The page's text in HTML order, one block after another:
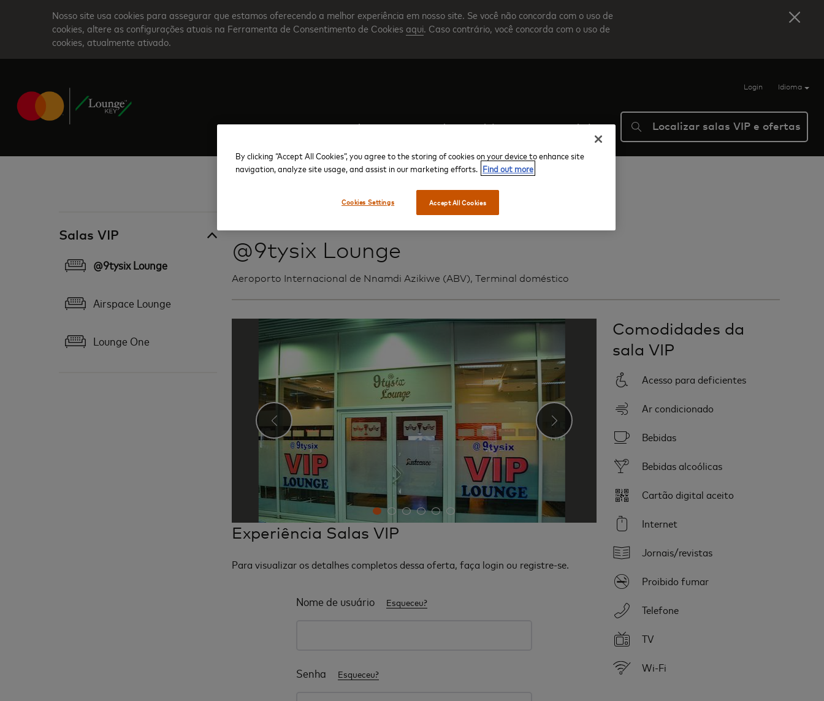
content
Nosso site usa cookies para assegurar que estamos oferecendo a melhor experiência em nosso site. Se você não concorda com o uso de
cookies, altere as configurações atuais na Ferramenta de Consentimento de Cookies aqui. Caso contrário, você concorda com o uso de
cookies, atualmente ativado.
Login Idioma
Crie sua conta Visão geral do programa Ajuda Localizar salas VIP e ofertas
Salas VIP
@9tysix Lounge
Airspace Lounge
Lounge One
Aeroporto Internacional de Nnamdi Azikiwe Terminal doméstico
@9tysix Lounge
Aeroporto Internacional de Nnamdi Azikiwe (ABV), Terminal doméstico
‹ ›
Experiência Salas VIP
Para visualizar os detalhes completos dessa oferta, faça login ou registre-se.
Nome de usuário Esqueceu?
Senha Esqueceu?
Comodidades da
sala VIP
Acesso para deficientes
Ar condicionado
Bebidas
Bebidas alcoólicas
Cartão digital aceito
Internet
Jornais/revistas
Proibido fumar
Telefone
TV
Wi-Fi
By clicking “Accept All Cookies”, you agree to the storing of cookies on your device to enhance site
navigation, analyze site usage, and assist in our marketing efforts.
Find out more
Accept All Cookies
Cookies Settings